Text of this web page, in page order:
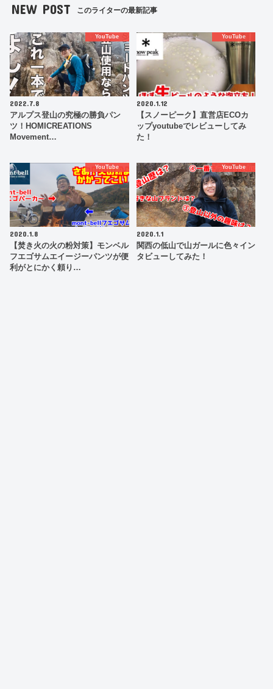
NEW POST このライターの最新記事
YouTube
2022.7.8
アルプス登山の究極の勝負パン
ツ！HOMICREATIONS
Movement…
YouTube
2020.1.12
【スノーピーク】直営店ECOカ
ップyoutubeでレビューしてみ
た！
YouTube
2020.1.8
【焚き火の火の粉対策】モンベル
フエゴサムエイージーパンツが便
利がとにかく頼り…
YouTube
2020.1.1
関西の低山で山ガールに色々イン
タビューしてみた！